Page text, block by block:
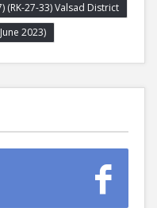
(RK-27-33) Valsad District
2023)